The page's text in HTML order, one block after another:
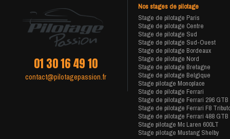
01 30 16 49 10
contact@pilotagepassion.fr
Nos stages de pilotage
Stage de pilotage Paris
Stage de pilotage Centre
Stage de pilotage Sud
Stage de pilotage Sud-Ouest
Stage de pilotage Bordeaux
Stage de pilotage Nord
Stage de pilotage Bretagne
Stage de pilotage Belgique
Stage pilotage Monoplace
Stage de pilotage Ferrari
Stage de pilotage Ferrari 296 GTB
Stage de pilotage Ferrari F8
Stage de pilotage Ferrari 488 GTB
Stage pilotage Mc Laren 600LT
Stage pilotage Mustang Shelby